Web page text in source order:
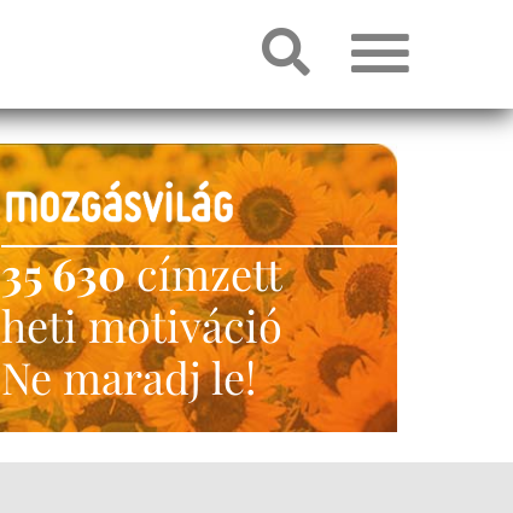
35 630címzett
heti motiváció
Ne maradj le!